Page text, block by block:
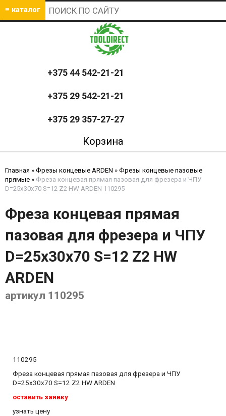
≡ каталог
+375 44 542-21-21
+375 29 542-21-21
+375 29 357-27-27
Корзина
Главная » Фрезы концевые ARDEN » Фрезы концевые пазовые
прямые » Фреза концевая прямая пазовая для фрезера и ЧПУ
D=25x30x70 S=12 Z2 HW ARDEN 110295
Фреза концевая прямая
пазовая для фрезера и ЧПУ
D=25x30x70 S=12 Z2 HW
ARDEN
артикул 110295
110295
Фреза концевая прямая пазовая для фрезера и ЧПУ
D=25x30x70 S=12 Z2 HW ARDEN
оставить заявку
узнать цену